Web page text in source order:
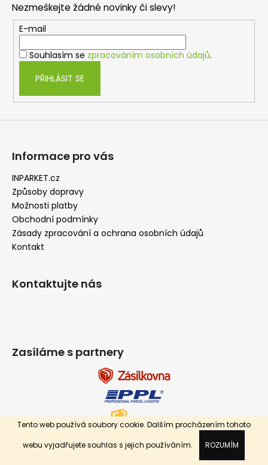
Tento web používá soubory cookie. Dalším procházením tohoto
webu vyjadřujete souhlas s jejich používáním.
ROZUMÍM
p
r
v
k
p
i
Nezmeškejte žádné novinky či slevy!
E-mail
Souhlasím se zpracováním osobních údajů.
PŘIHLÁSIT SE
Informace pro vás
INPARKET.cz
Způsoby dopravy
Možnosti platby
Obchodní podmínky
Zásady zpracování a ochrana osobních údajů
Kontakt
Kontaktujte nás
Zasíláme s partnery